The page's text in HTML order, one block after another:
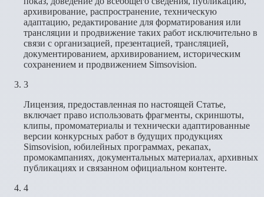
архивирование, распространение, техническую
адаптацию, редактирование для форматирования или
трансляции и продвижение таких работ исключительно в
связи с организацией, презентацией, трансляцией,
документированием, архивированием, историческим
сохранением и продвижением Simsovision.
3
Лицензия, предоставленная по настоящей Статье,
включает право использовать фрагменты, скриншоты,
клипы, промоматериалы и технически адаптированные
версии конкурсных работ в будущих продукциях
Simsovision, юбилейных программах, рекапах,
промокампаниях, документальных материалах, архивных
публикациях и связанном официальном контенте.
4